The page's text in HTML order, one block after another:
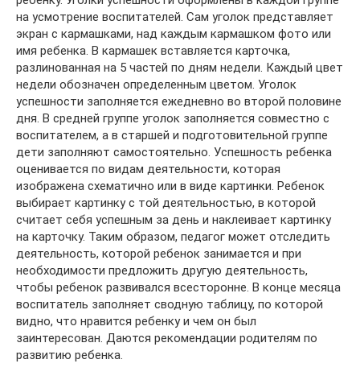
на усмотрение воспитателей. Сам уголок представляет
экран с кармашками, над каждым кармашком фото или
имя ребенка. В кармашек вставляется карточка,
разлинованная на 5 частей по дням недели. Каждый цвет
недели обозначен определенным цветом. Уголок
успешности заполняется ежедневно во второй половине
дня. В средней группе уголок заполняется совместно с
воспитателем, а в старшей и подготовительной группе
дети заполняют самостоятельно. Успешность ребенка
оценивается по видам деятельности, которая
изображена схематично или в виде картинки. Ребенок
выбирает картинку с той деятельностью, в которой
считает себя успешным за день и наклеивает картинку
на карточку. Таким образом, педагог может отследить
деятельность, которой ребенок занимается и при
необходимости предложить другую деятельность,
чтобы ребенок развивался всесторонне. В конце месяца
воспитатель заполняет сводную таблицу, по которой
видно, что нравится ребенку и чем он был
заинтересован. Даются рекомендации родителям по
развитию ребенка.